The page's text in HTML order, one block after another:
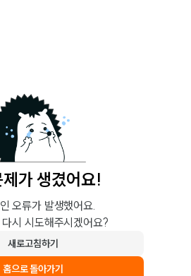
가 생겼어요!
오류가 발생했어요.
시 시도해주시겠어요?
새로고침하기
홈으로 돌아가기